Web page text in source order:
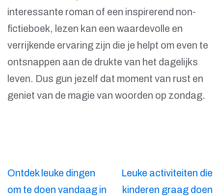
interessante roman of een inspirerend non-
fictieboek, lezen kan een waardevolle en
verrijkende ervaring zijn die je helpt om even te
ontsnappen aan de drukte van het dagelijks
leven. Dus gun jezelf dat moment van rust en
geniet van de magie van woorden op zondag.
Berichtnavigatie
Ontdek leuke dingen
om te doen vandaag in
Leuke activiteiten die
kinderen graag doen